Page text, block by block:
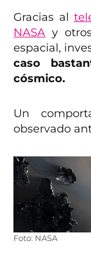
Gracias al
NASA y
espacial,
caso
cósmico.
Un
observado
Foto: NASA